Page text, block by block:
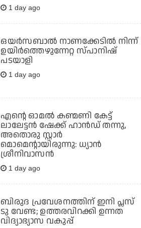
1 day ago
ഒയര്‍സബാൽ നാണക്കേടിൽ നിന്ന്
ഉയിർത്തെഴുന്നേറ്റ സ്പാനിഷ്
പടയാളി
1 day ago
എന്റെ ഓമൽ കണ്മണി കേട്ട്
ലാലേട്ടൻ ഷേക്ക് ഹാൻഡ് തന്നു,
അതൊരു സ്റ്റാർ
മൊമെന്റായിരുന്നു: ധ്യാൻ
ശ്രീനിവാസൻ
1 day ago
ബിരുദ പ്രവേശനത്തിന് ഇനി പ്ലസ്
ടു വേണ്ട; ഉത്തരവിറക്കി ഉന്നത
വിദ്യാഭ്യാസ വകുപ്പ്